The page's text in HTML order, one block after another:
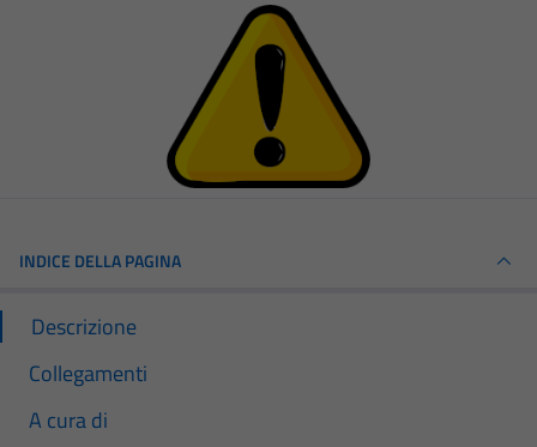
INDICE DELLA PAGINA
Descrizione
Collegamenti
A cura di